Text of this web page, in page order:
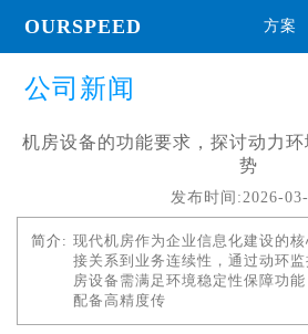
OURSPEED 方案
公司新闻
机房设备的功能要求，探讨动力
势
发布时间:2026-
简介: 现代机房作为企业信息化建设的
接关系到业务连续性，通过动环
房设备需满足环境稳定性保障功
配备高精度传